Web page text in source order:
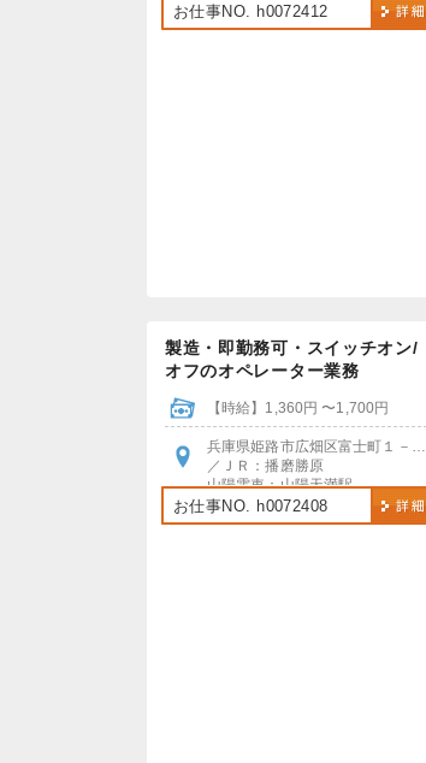
＊各駅より無料送迎あり
＊車通勤OK、無料Pあり
お仕事NO. h0072412
製造・即勤務可・スイッチオン/
オフのオペレーター業務
【時給】1,360円 〜1,700円
兵庫県姫路市広畑区富士町１－４０
／ＪＲ：播磨勝原
山陽電車：山陽天満駅
各駅から無料送迎あり
バイク・自転車通勤OK・車通勤ご相談ください
お仕事NO. h0072408